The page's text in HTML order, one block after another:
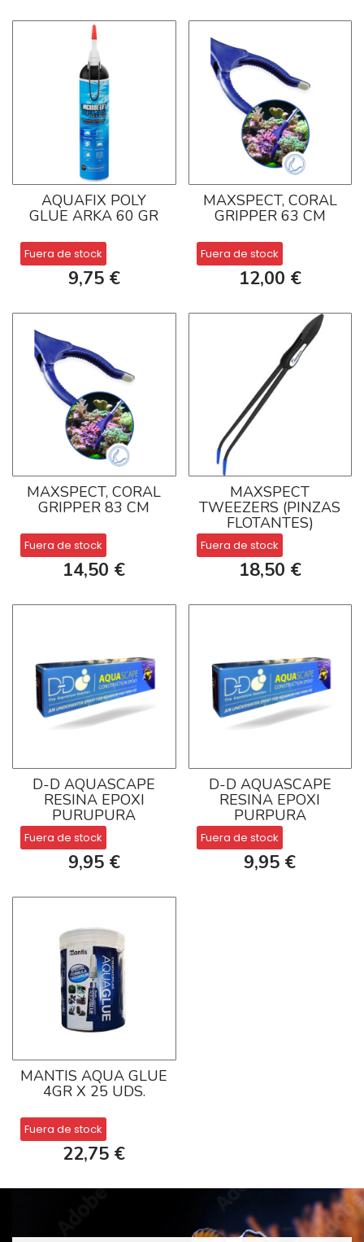
AQUAFIX POLY
GLUE ARKA 60 GR
Fuera de stock
9,75 €
MAXSPECT, CORAL
GRIPPER 63 CM
Fuera de stock
12,00 €
MAXSPECT, CORAL
GRIPPER 83 CM
Fuera de stock
14,50 €
MAXSPECT
TWEEZERS (PINZAS
FLOTANTES)
Fuera de stock
18,50 €
D-D AQUASCAPE
RESINA EPOXI
PURUPURA
Fuera de stock
9,95 €
D-D AQUASCAPE
RESINA EPOXI
PURPURA
Fuera de stock
9,95 €
MANTIS AQUA GLUE
4GR X 25 UDS.
Fuera de stock
22,75 €